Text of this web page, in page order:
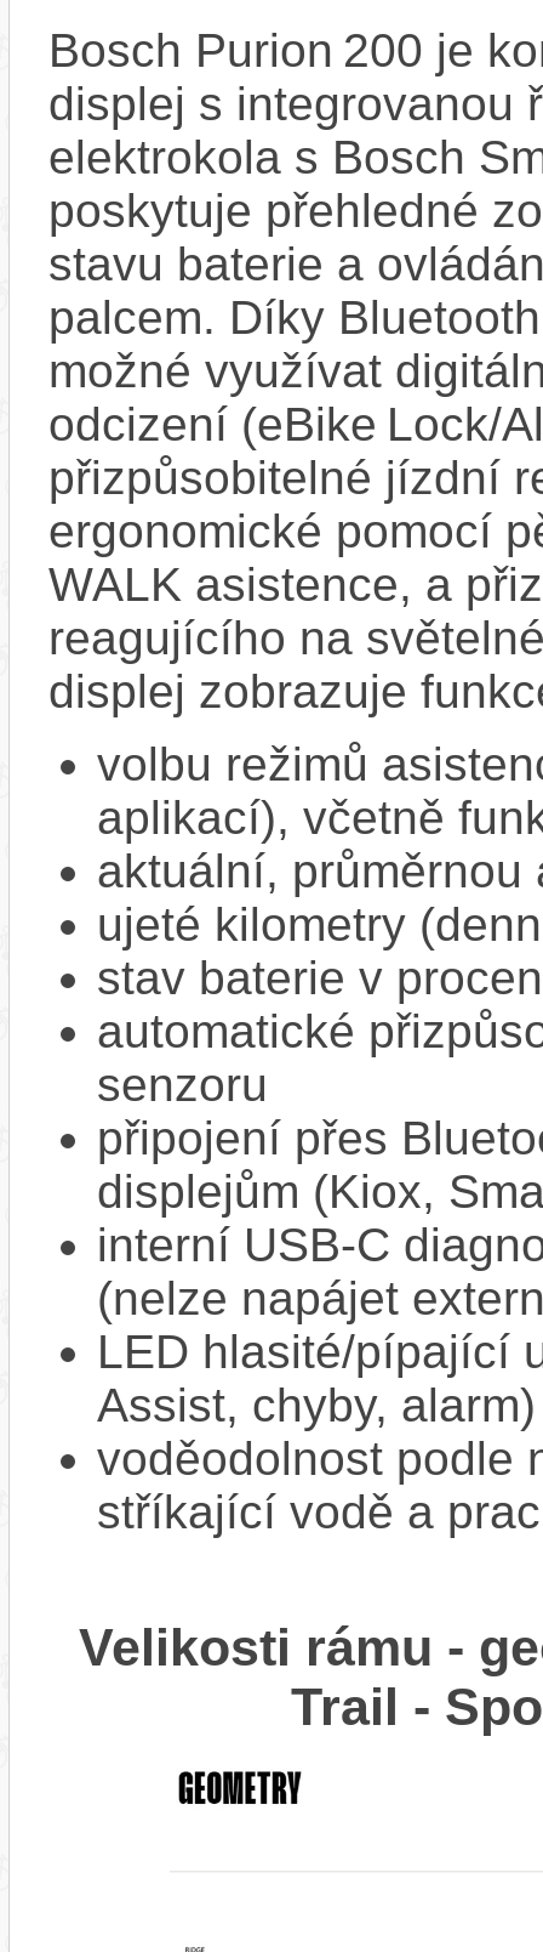
Bosch Purion 200 je
displej s integrovanou
elektrokola s Bosch
poskytuje přehledné
stavu baterie a
palcem. Díky
možné využívat
odcizení (eBike Lock/
přizpůsobitelné jízdní
ergonomické pomocí
WALK asistence, a
reagujícího na
displej zobrazuje
volbu režimů
aplikací), včetně
aktuální, průměrnou
ujeté kilometry
stav baterie v
automatické
senzoru
připojení přes
displejům (Kiox,
interní USB‑C
(nelze napájet
LED hlasité/pípající
Assist, chyby, alarm)
voděodolnost podle
stříkající vodě a
Velikosti rámu -
Trail -